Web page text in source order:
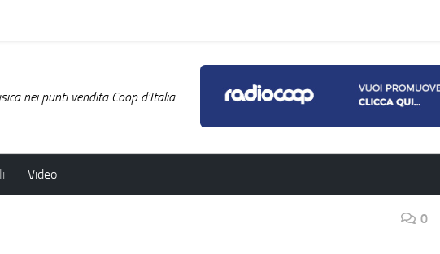
nei punti vendita Coop d'Italia
Video
0